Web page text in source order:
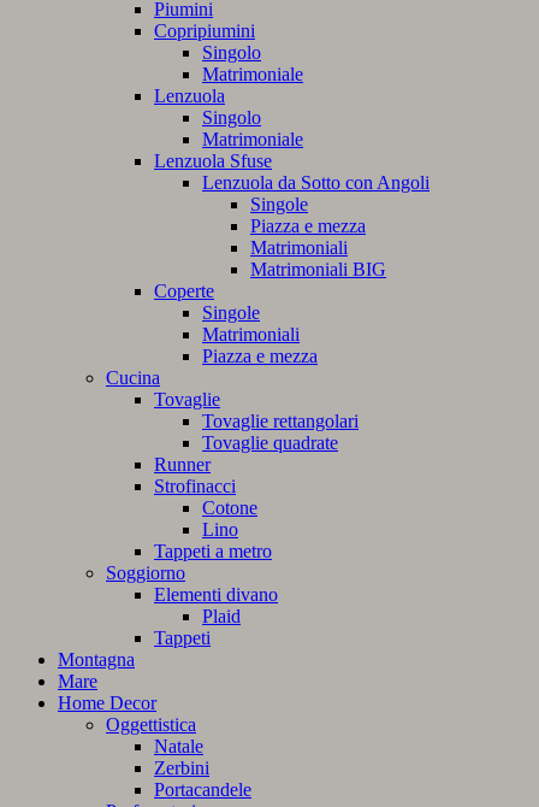
Piumini
Copripiumini
Singolo
Matrimoniale
Lenzuola
Singolo
Matrimoniale
Lenzuola Sfuse
Lenzuola da Sotto con Angoli
Singole
Piazza e mezza
Matrimoniali
Matrimoniali BIG
Coperte
Singole
Matrimoniali
Piazza e mezza
Cucina
Tovaglie
Tovaglie rettangolari
Tovaglie quadrate
Runner
Strofinacci
Cotone
Lino
Tappeti a metro
Soggiorno
Elementi divano
Plaid
Tappeti
Montagna
Mare
Home Decor
Oggettistica
Natale
Zerbini
Portacandele